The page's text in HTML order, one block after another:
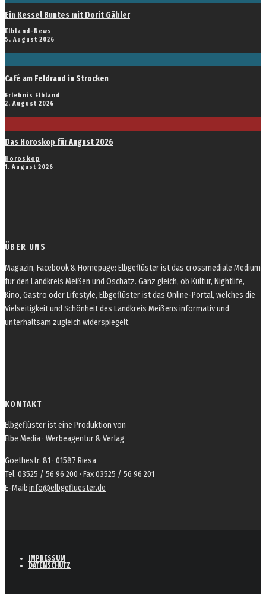
Ein Kessel Buntes mit Dorit Gäbler
Elbland-News
5. August 2026
Café am Feldrand in Strocken
Erlebnis Elbland
2. August 2026
Das Horoskop für August 2026
Horoskop
1. August 2026
ÜBER UNS
Magazin, Facebook & Homepage: Elbgeflüster ist das crossmediale Medium
für den Landkreis Meißen und Oschatz. Ganz gleich, ob Kultur, Nightlife,
Kino, Gastro oder Lifestyle, Elbgeflüster ist das Online-Portal, welches die
Vielseitigkeit und Schönheit des Landkreis Meißens informativ und
unterhaltsam zugleich widerspiegelt.
KONTAKT
Elbgeflüster ist eine Produktion von
Elbe Media · Werbeagentur & Verlag
Goethestr. 81 · 01587 Riesa
Tel. 03525 / 56 96 200 · Fax 03525 / 56 96 201
E-Mail: info@elbgefluester.de
IMPRESSUM
DATENSCHUTZ